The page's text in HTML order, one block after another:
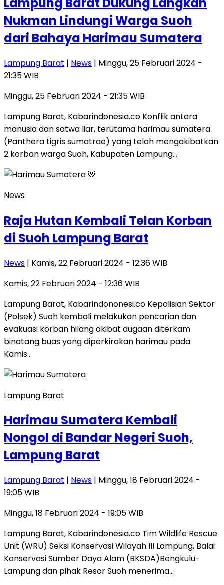
Nukman Lindungi Warga Suoh
dari Bahaya Harimau Sumatera
Lampung Barat | News | Minggu, 25 Februari 2024 -
21:35 WIB
Minggu, 25 Februari 2024 - 21:35 WIB
Lampung Barat, Kabarindonesia.co Konflik antara
manusia dan satwa liar, terutama harimau sumatera
(Panthera tigris sumatrae) yang telah mengakibatkan
2 korban warga Suoh, Kabupaten Lampung…
News
Raja Hutan Kembali Telan Korban
di Suoh Lampung Barat
News | Kamis, 22 Februari 2024 - 12:36 WIB
Kamis, 22 Februari 2024 - 12:36 WIB
Lampung Barat, Kabarindononesi.co Kepolisian Sektor
(Polsek) Suoh kembali melakukan pencarian dan
evakuasi korban hilang akibat dugaan diterkam
binatang buas yang diperkirakan harimau pada
Kamis…
Lampung Barat
Harimau Sumatera Kembali
Nongol di Bandar Negeri Suoh,
Lampung Barat
Lampung Barat | News | Minggu, 18 Februari 2024 -
19:05 WIB
Minggu, 18 Februari 2024 - 19:05 WIB
Lampung Barat, Kabarindonesia.co Tim Wildlife Rescue
Unit (WRU) Seksi Konservasi Wilayah III Lampung, Balai
Konservasi Sumber Daya Alam (BKSDA)Bengkulu-
Lampung dan pihak Resor Suoh menerima…